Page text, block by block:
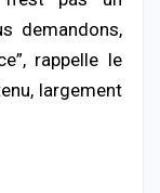
demandons,
rappelle le
largement